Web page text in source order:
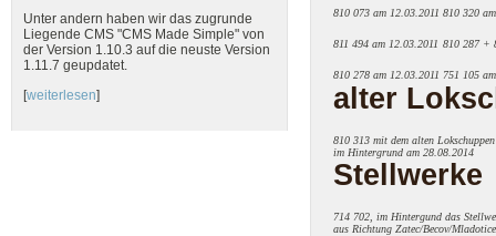
Unter andern haben wir das zugrunde
Liegende CMS "CMS Made Simple" von
der Version 1.10.3 auf die neuste Version
1.11.7 geupdatet.
[weiterlesen]
810 073 am 12.03.2011 810 320
811 494 am 12.03.2011 810 287 +
810 278 am 12.03.2011 751 105
alter
810 313 mit dem alten
im Hintergrund am 28.08.2014
Stellwerke
714 702, im Hintergund das
aus Richtung Zatec/Becov/